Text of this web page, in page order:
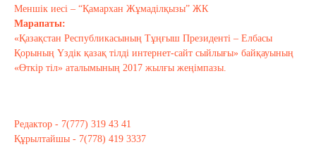
Меншік иесі – “Қамархан Жұмаділқызы” ЖК
Марапаты:
«Қазақстан Республикасының Тұңғыш Президенті – Елбасы
Қорының Үздік қазақ тілді интернет-сайт сыйлығы» байқауының
«Өткір тіл» аталымының 2017 жылғы жеңімпазы.
Редактор - 7(777) 319 43 41
Құрылтайшы - 7(778) 419 3337